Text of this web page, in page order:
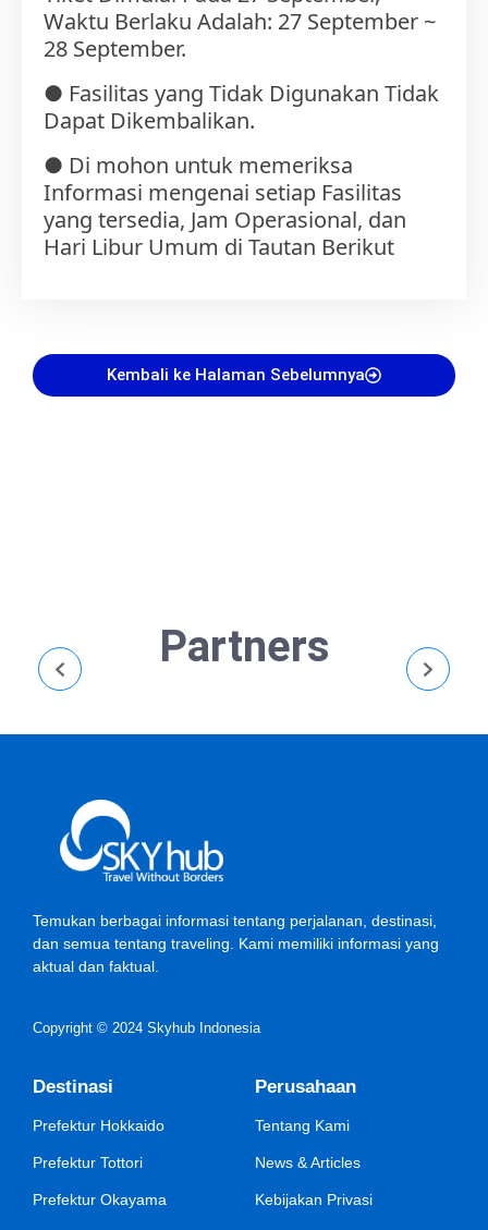
Waktu Berlaku Adalah: 27 September ~
28 September.
● Fasilitas yang Tidak Digunakan Tidak
Dapat Dikembalikan.
● Di mohon untuk memeriksa
Informasi mengenai setiap Fasilitas
yang tersedia, Jam Operasional, dan
Hari Libur Umum di Tautan Berikut
Kembali ke Halaman Sebelumnya
Partners
Temukan berbagai informasi tentang perjalanan, destinasi,
dan semua tentang traveling. Kami memiliki informasi yang
aktual dan faktual.
Copyright © 2024 Skyhub Indonesia
Destinasi
Prefektur Hokkaido
Prefektur Tottori
Prefektur Okayama
Perusahaan
Tentang Kami
News & Articles
Kebijakan Privasi